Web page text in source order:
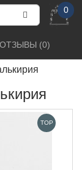
0
ОТЗЫВЫ (0)
TOP